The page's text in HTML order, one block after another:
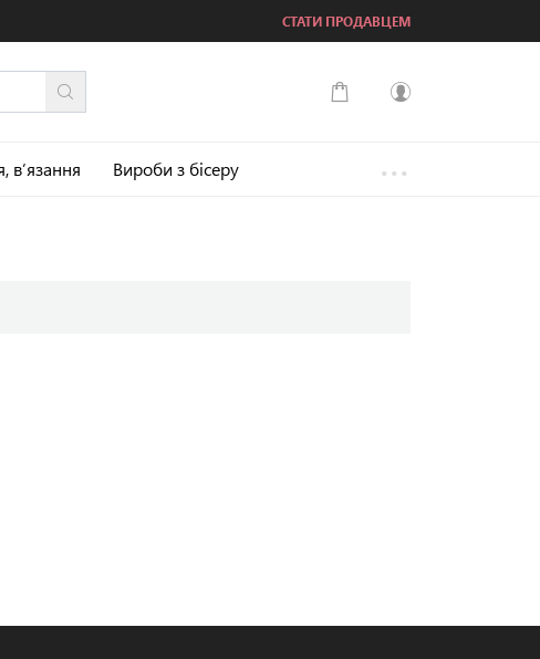
СТАТИ ПРОДАВЦЕМ
...
в’язання Вироби з бісеру